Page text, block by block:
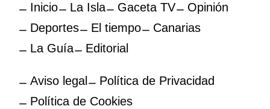
Inicio La Isla Gaceta TV
Opinión
Deportes
El tiempo
Canarias
La Guía
Editorial
Aviso legal
Política de Privacidad
Política de Cookies